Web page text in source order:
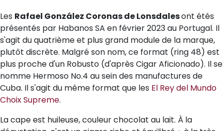
Les Rafael González Coronas de Lonsdalesont étés
présentés par Habanos SA en février 2023 au Portugal. Il
s'agit du quatrième et plus grand module de la marque,
plutôt discrète. Malgré son nom, ce format (ring 48) est
plus proche d'un Robusto (d'après Cigar Aficionado). Il se
nomme Hermoso No.4 au sein des manufactures de
Cuba. Il s'agit du même format que les El Rey del Mundo
Choix Supreme.
La cape est huileuse, couleur chocolat au lait. À la